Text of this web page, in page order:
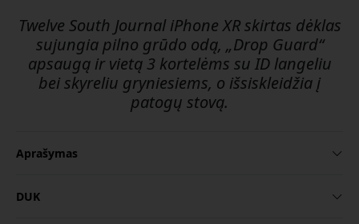
Twelve South Journal iPhone XR skirtas dėklas
sujungia pilno grūdo odą, „Drop Guard“
apsaugą ir vietą 3 kortelėms su ID langeliu
bei skyreliu gryniesiems, o išsiskleidžia į
patogų stovą.
Aprašymas
DUK